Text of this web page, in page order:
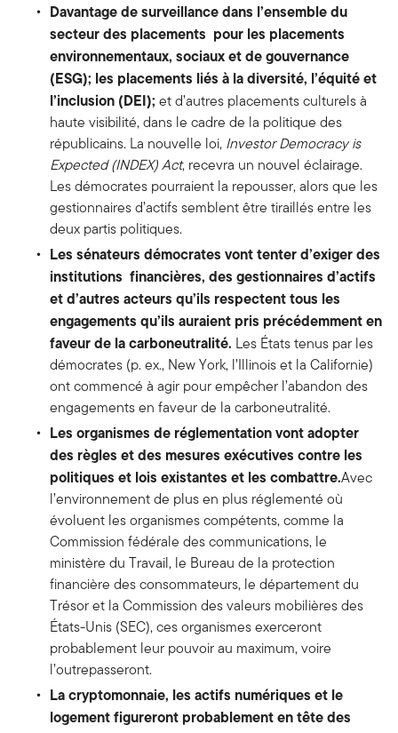
Davantage de surveillance dans l’ensemble du
secteur des placements pour les placements
environnementaux, sociaux et de gouvernance
(ESG); les placements liés à la diversité, l’équité et
l’inclusion (DEI); et d’autres placements culturels à
haute visibilité, dans le cadre de la politique des
républicains. La nouvelle loi, Investor Democracy is
Expected (INDEX) Act, recevra un nouvel éclairage.
Les démocrates pourraient la repousser, alors que les
gestionnaires d’actifs semblent être tiraillés entre les
deux partis politiques.
Les sénateurs démocrates vont tenter d’exiger des
institutions financières, des gestionnaires d’actifs
et d’autres acteurs qu’ils respectent tous les
engagements qu’ils auraient pris précédemment en
faveur de la carboneutralité. Les États tenus par les
démocrates (p. ex., New York, l’Illinois et la Californie)
ont commencé à agir pour empêcher l’abandon des
engagements en faveur de la carboneutralité.
Les organismes de réglementation vont adopter
des règles et des mesures exécutives contre les
politiques et lois existantes et les combattre.Avec
l’environnement de plus en plus réglementé où
évoluent les organismes compétents, comme la
Commission fédérale des communications, le
ministère du Travail, le Bureau de la protection
financière des consommateurs, le département du
Trésor et la Commission des valeurs mobilières des
États-Unis (SEC), ces organismes exerceront
probablement leur pouvoir au maximum, voire
l’outrepasseront.
La cryptomonnaie, les actifs numériques et le
logement figureront probablement en tête des